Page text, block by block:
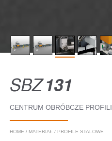
SBZ131
CENTRUM OBRÓBCZE PROFILI
HOME / MATERIAŁ / PROFILE STALOWE